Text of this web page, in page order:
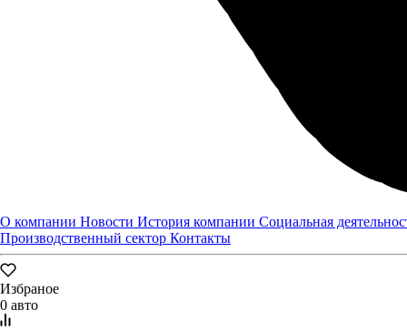
О компании Новости История компании Социальная
Производственный сектор Контакты
Избраное
0 авто